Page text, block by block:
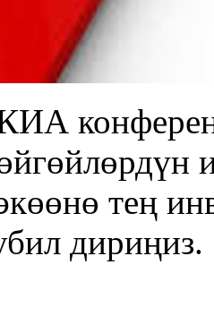
тең
дириңиз.